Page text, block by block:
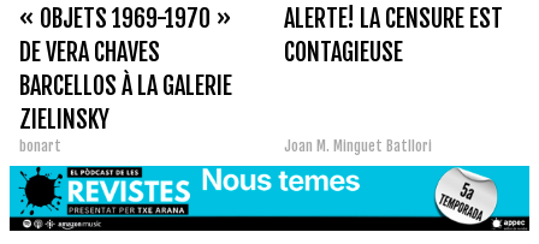
« OBJETS 1969-1970 »
DE VERA CHAVES
BARCELLOS À LA GALERIE
ZIELINSKY
bonart
ALERTE! LA CENSURE EST
CONTAGIEUSE
Joan M. Minguet Batllori